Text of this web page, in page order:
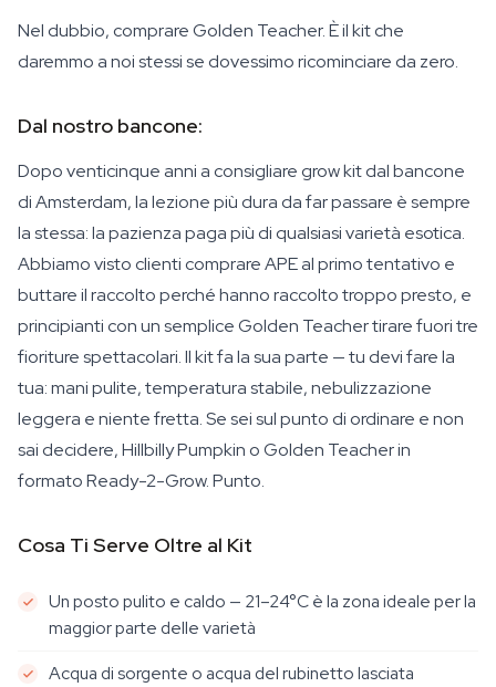
Nel dubbio, comprare Golden Teacher. È il kit che
daremmo a noi stessi se dovessimo ricominciare da zero.
Dal nostro bancone:
Dopo venticinque anni a consigliare grow kit dal bancone
di Amsterdam, la lezione più dura da far passare è sempre
la stessa: la pazienza paga più di qualsiasi varietà esotica.
Abbiamo visto clienti comprare APE al primo tentativo e
buttare il raccolto perché hanno raccolto troppo presto, e
principianti con un semplice Golden Teacher tirare fuori tre
fioriture spettacolari. Il kit fa la sua parte — tu devi fare la
tua: mani pulite, temperatura stabile, nebulizzazione
leggera e niente fretta. Se sei sul punto di ordinare e non
sai decidere, Hillbilly Pumpkin o Golden Teacher in
formato Ready-2-Grow. Punto.
Cosa Ti Serve Oltre al Kit
Un posto pulito e caldo — 21–24°C è la zona ideale per la
maggior parte delle varietà
Acqua di sorgente o acqua del rubinetto lasciata